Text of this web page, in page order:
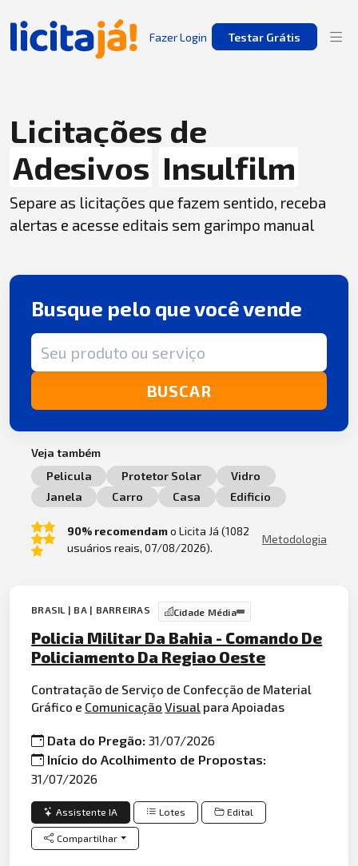
Fazer Login Testar Grátis
Licitações de
Adesivos Insulfilm
Separe as licitações que fazem sentido, receba
alertas e acesse editais sem garimpo manual
Busque pelo que você vende
Termo de busca
BUSCAR
Veja também
Pelicula
Protetor Solar
Vidro
Janela
Carro Casa Edificio
90% recomendamo Licita Já (1082
usuários reais, 07/08/2026).
Metodologia
BRASIL | BA | BARREIRAS Cidade Média
Policia Militar Da Bahia - Comando De
Policiamento Da Regiao Oeste
Contratação de Serviço de Confecção de Material
Gráfico e Comunicação Visual para Apoiadas
Data do Pregão:31/07/2026
Início do Acolhimento de Propostas:
31/07/2026
Assistente IA Lotes Edital
Compartilhar